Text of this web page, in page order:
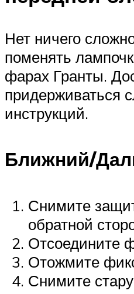
Нет ничего
поменять
фарах Гранты.
придерживаться
инструкций.
Ближний/
Снимите
обратной
Отсоедините
Отожмите
Снимите